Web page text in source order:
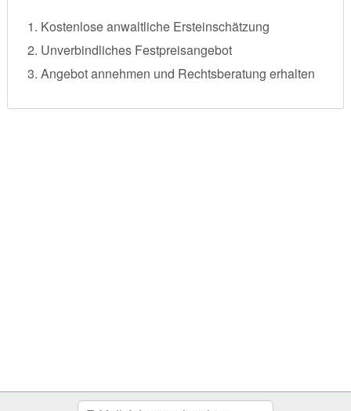
Kostenlose anwaltliche Ersteinschätzung
Unverbindliches Festpreisangebot
Angebot annehmen und Rechtsberatung erhalten